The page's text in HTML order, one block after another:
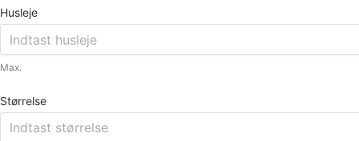
Husleje
Max.
Størrelse